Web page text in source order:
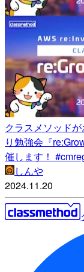
クラスメソッド
り勉強会『
催します！
しんや
2024.11.20